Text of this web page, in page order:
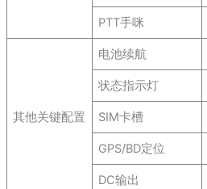
PTT手咪
其他关键配置
电池续航
状态指示灯
SIM卡槽
GPS/BD定位
DC输出